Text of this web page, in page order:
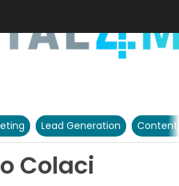
Lead Generation
Colaci